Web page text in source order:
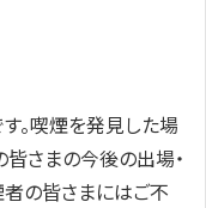
。喫煙を発見した場
さまの今後の出場・
の皆さまにはご不